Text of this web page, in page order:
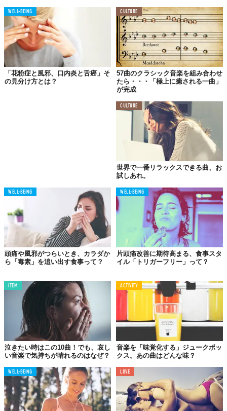
anacarolinaVEVO,Publicis Brasil JustMusicTV
TABI LABO
この世界は、もっと広いはずだ。
WELL-BEING
「花粉症と風邪、口内炎と舌癌」そ
の見分け方とは？
CULTURE
57曲のクラシック音楽を組み合わせ
たら・・・「極上に癒される一曲」
が完成
CULTURE
世界で一番リラックスできる曲、お
試しあれ。
WELL-BEING
頭痛や風邪がつらいとき、カラダか
ら「毒素」を追い出す食事って？
WELL-BEING
片頭痛改善に期待高まる、食事スタ
イル「トリガーフリー」って？
ITEM
泣きたい時はこの10曲！でも、哀し
い音楽で気持ちが晴れるのはなぜ？
ACTIVITY
音楽を「味覚化する」ジュークボッ
クス。あの曲はどんな味？
WELL-BEING LOVE